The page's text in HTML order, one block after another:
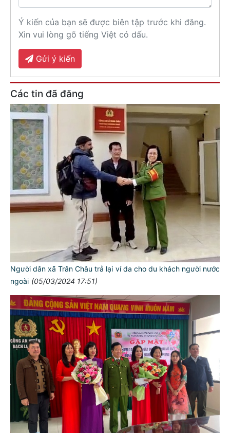
Ý kiến của bạn sẽ được biên tập trước khi đăng.
Xin vui lòng gõ tiếng Việt có dấu.
Gửi ý kiến
Các tin đã đăng
Người dân xã Trân Châu trả lại ví da cho du khách người nước
ngoài (05/03/2024 17:51)